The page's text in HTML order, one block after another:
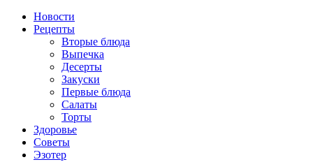
Новости
Рецепты
Вторые блюда
Выпечка
Десерты
Закуски
Первые блюда
Салаты
Торты
Здоровье
Советы
Эзотер